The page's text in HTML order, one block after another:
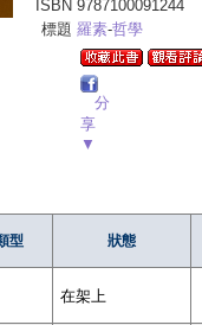
ISBN 9787100091244
標題 羅素-哲學
分
享
▼
型 狀態
在架上